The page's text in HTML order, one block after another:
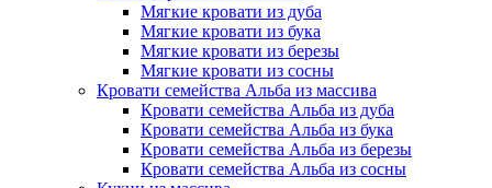
Мягкие кровати из дуба
Мягкие кровати из бука
Мягкие кровати из березы
Мягкие кровати из сосны
Кровати семейства Альба из массива
Кровати семейства Альба из дуба
Кровати семейства Альба из бука
Кровати семейства Альба из березы
Кровати семейства Альба из сосны